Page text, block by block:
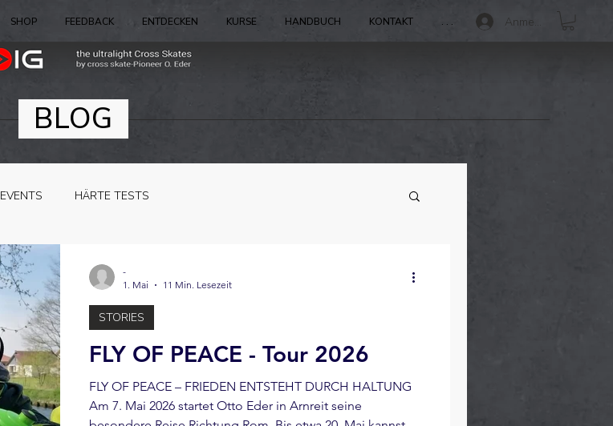
Anmelden
SHOP FEEDBACK ENTDECKEN KURSE HANDBUCH KONTAKT . . .
BLOG
EVENTS HÄRTE TESTS
FLY OF PEACE - Tour 2026
FLY OF PEACE – FRIEDEN ENTSTEHT DURCH HALTUNG
Am 7. Mai 2026 startet Otto Eder in Arnreit seine
STORIES
-
1. Mai
11 Min. Lesezeit